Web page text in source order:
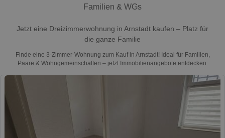
Familien & WGs
Jetzt eine Dreizimmerwohnung in Arnstadt kaufen – Platz für
die ganze Familie
Finde eine 3-Zimmer-Wohnung zum Kauf in Arnstadt! Ideal für Familien,
Paare & Wohngemeinschaften – jetzt Immobilienangebote entdecken.